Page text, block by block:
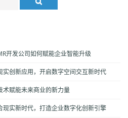
开发公司如何赋能企业智能升级
创新应用，开启数字空间交互新时代
术赋能未来商业的新力量
实新时代，打造企业数字化创新引擎